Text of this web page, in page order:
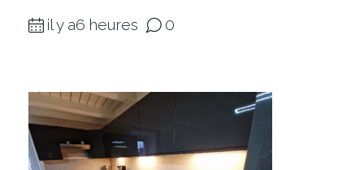
il y a6 heures 0